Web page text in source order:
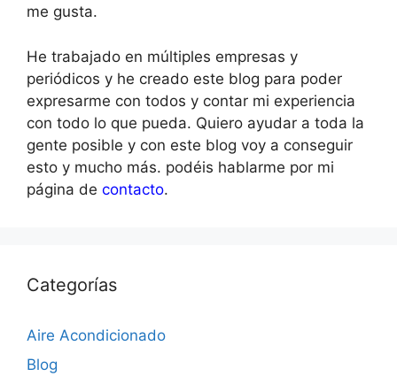
me gusta.
He trabajado en múltiples empresas y
periódicos y he creado este blog para poder
expresarme con todos y contar mi experiencia
con todo lo que pueda. Quiero ayudar a toda la
gente posible y con este blog voy a conseguir
esto y mucho más. podéis hablarme por mi
página de contacto.
Categorías
Aire Acondicionado
Blog